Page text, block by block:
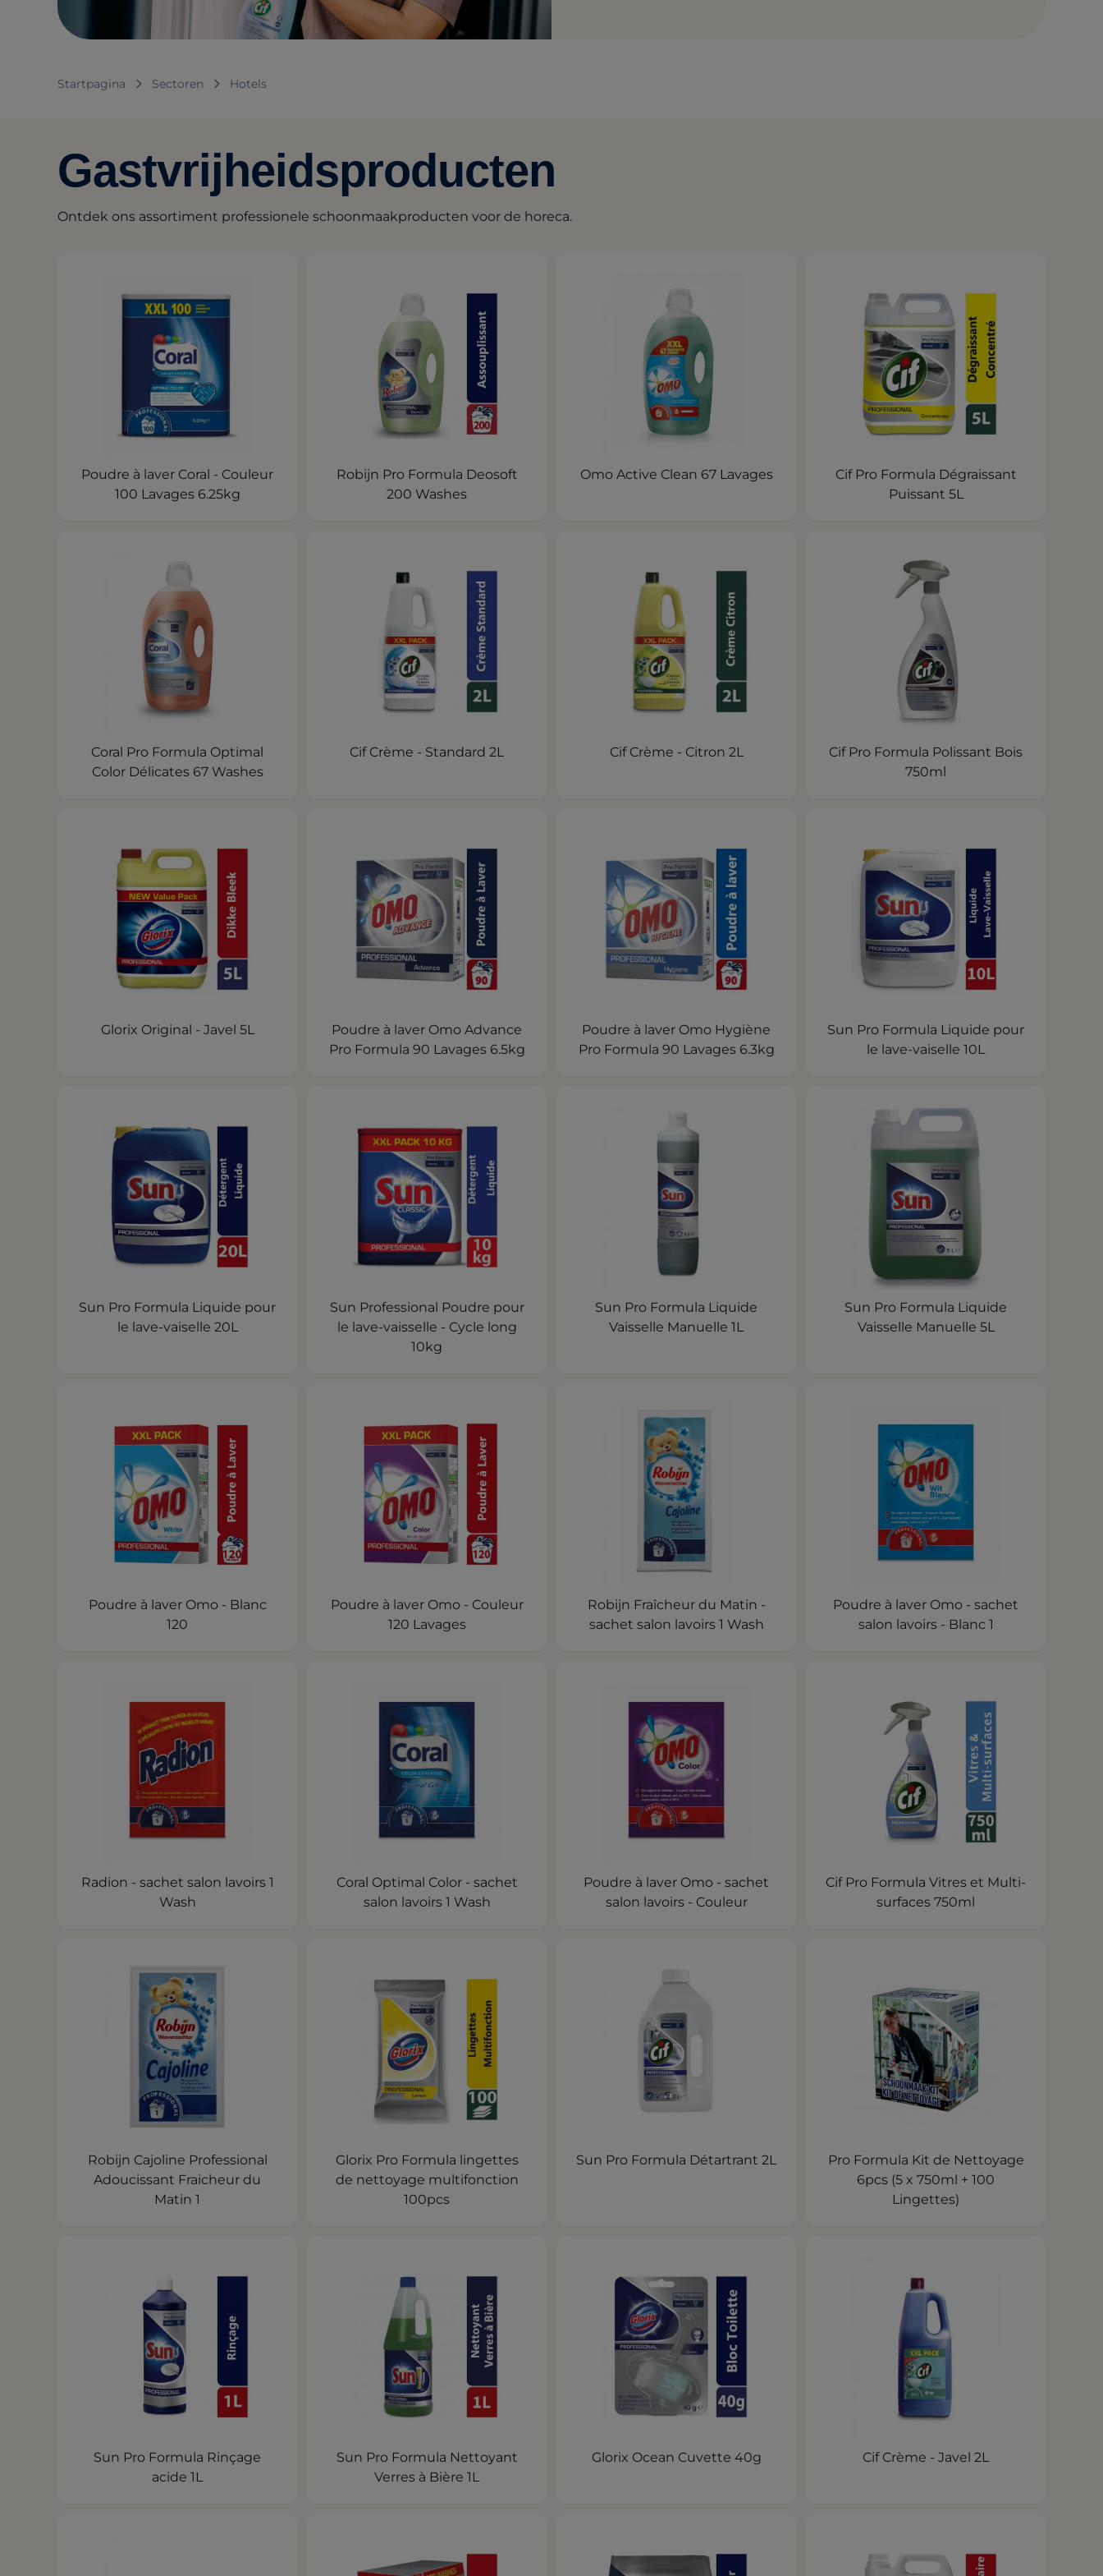
Startpagina Sectoren Hotels
Gastvrijheidsproducten
Ontdek ons assortiment professionele schoonmaakproducten voor de horeca.
Poudre à laver Coral - Couleur
100 Lavages 6.25kg
Robijn Pro Formula Deosoft
200 Washes
Omo Active Clean 67 Lavages
Cif Pro Formula Dégraissant
Puissant 5L
Coral Pro Formula Optimal
Color Délicates 67 Washes
Cif Crème - Standard 2L Cif Crème - Citron 2L
Cif Pro Formula Polissant Bois
750ml
Glorix Original - Javel 5L
Poudre à laver Omo Advance
Pro Formula 90 Lavages 6.5kg
Poudre à laver Omo Hygiène
Pro Formula 90 Lavages 6.3kg
Sun Pro Formula Liquide pour
le lave-vaiselle 10L
Sun Pro Formula Liquide pour
le lave-vaiselle 20L
Sun Professional Poudre pour
le lave-vaisselle - Cycle long
10kg
Sun Pro Formula Liquide
Vaisselle Manuelle 1L
Sun Pro Formula Liquide
Vaisselle Manuelle 5L
Poudre à laver Omo - Blanc
120
Poudre à laver Omo - Couleur
120 Lavages
Robijn Fraîcheur du Matin -
sachet salon lavoirs 1 Wash
Poudre à laver Omo - sachet
salon lavoirs - Blanc 1
Radion - sachet salon lavoirs 1
Wash
Coral Optimal Color - sachet
salon lavoirs 1 Wash
Poudre à laver Omo - sachet
salon lavoirs - Couleur
Cif Pro Formula Vitres et Multi-
surfaces 750ml
Robijn Cajoline Professional
Adoucissant Fraicheur du
Matin 1
Glorix Pro Formula lingettes
de nettoyage multifonction
100pcs
Sun Pro Formula Détartrant 2L
Pro Formula Kit de Nettoyage
6pcs (5 x 750ml + 100
Lingettes)
Sun Pro Formula Rinçage
acide 1L
Sun Pro Formula Nettoyant
Verres à Bière 1L
Glorix Ocean Cuvette 40g Cif Crème - Javel 2L